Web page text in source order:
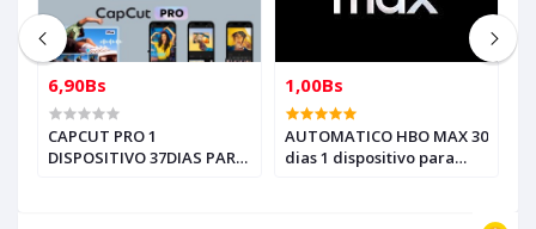
6,90Bs
CAPCUT PRO 1
DISPOSITIVO 37DIAS PARA
1,00Bs
AUTOMATICO HBO MAX 30
dias 1 dispositivo para